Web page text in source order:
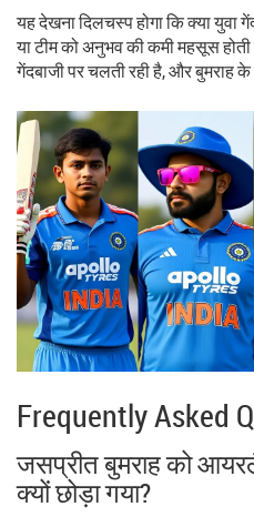
यह देखना दिलचस्प होगा कि क्या युवा
या टीम को अनुभव की कमी महसूस
गेंदबाजी पर चलती रही है, और बुमराह
Frequently Asked
जसप्रीत बुमराह को
क्यों छोड़ा गया?